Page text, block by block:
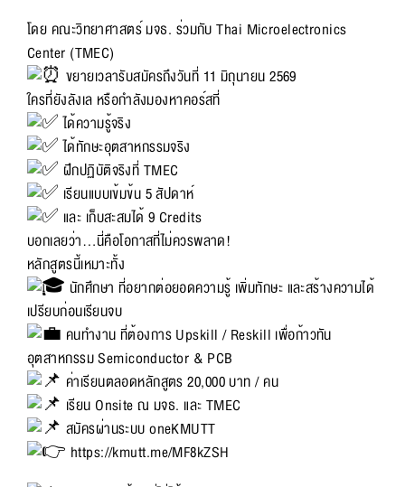
โดย คณะวิทยาศาสตร์ มจธ. ร่วมกับ Thai Microelectronics
Center (TMEC)
ขยายเวลารับสมัครถึงวันที่ 11 มิถุนายน 2569
ใครที่ยังลังเล หรือกำลังมองหาคอร์สที่
ได้ความรู้จริง
ได้ทักษะอุตสาหกรรมจริง
ฝึกปฏิบัติจริงที่ TMEC
เรียนแบบเข้มข้น 5 สัปดาห์
และ เก็บสะสมได้ 9 Credits
บอกเลยว่า…นี่คือโอกาสที่ไม่ควรพลาด!
หลักสูตรนี้เหมาะทั้ง
นักศึกษา ที่อยากต่อยอดความรู้ เพิ่มทักษะ และสร้างความได้
เปรียบก่อนเรียนจบ
คนทำงาน ที่ต้องการ Upskill / Reskill เพื่อก้าวทัน
อุตสาหกรรม Semiconductor & PCB
ค่าเรียนตลอดหลักสูตร 20,000 บาท / คน
เรียน Onsite ณ มจธ. และ TMEC
สมัครผ่านระบบ oneKMUTT
https://kmutt.me/MF8kZSH